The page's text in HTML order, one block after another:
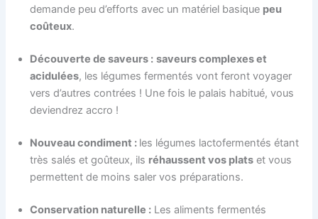
demande peu d’efforts avec un matériel basique peu
coûteux.
Découverte de saveurs : saveurs complexes et
acidulées, les légumes fermentés vont feront voyager
vers d’autres contrées ! Une fois le palais habitué, vous
deviendrez accro !
Nouveau condiment : les légumes lactofermentés étant
très salés et goûteux, ils réhaussent vos plats et vous
permettent de moins saler vos préparations.
Conservation naturelle : Les aliments fermentés